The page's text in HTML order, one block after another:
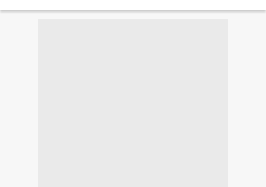
http://antiintox.canalblog.com/archives/2015/07/04/32300476.html...